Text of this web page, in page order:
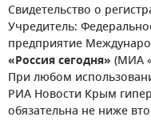
Свидетельство о
Учредитель:
предприятие
«Россия сегодня» (МИА
При любом
РИА Новости Крым
обязательна не ниже